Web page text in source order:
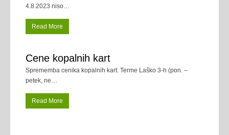
4.8.2023 niso
Read More
Cene kopalnih kart
Sprememba cenika kopalnih kart: Terme Laško 3-h (pon. –
petek, ne…
Read More